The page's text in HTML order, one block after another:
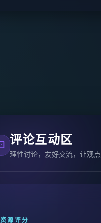
评论互动区
理性讨论，友好交流，让观
资源评分